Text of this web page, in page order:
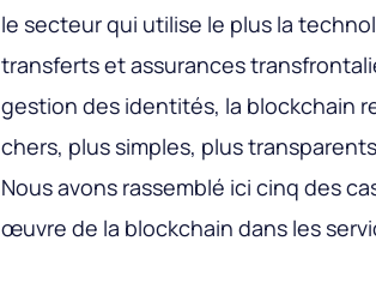
le secteur qui utilise le plus la
transferts et assurances
gestion des identités, la blockchain
chers, plus simples, plus
Nous avons rassemblé ici cinq des
œuvre de la blockchain dans les